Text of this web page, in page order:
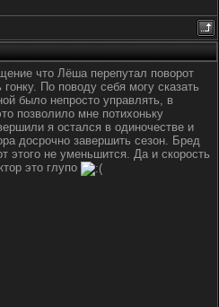
что Лёша перепутал поворот
По поводу себя могу сказать
было непросто управлять, в
позволило мне потихоньку
я остался в одиночестве и
досрочно завершить сезон. Бред
этого не уменьшится. Да и скорость
это глупо